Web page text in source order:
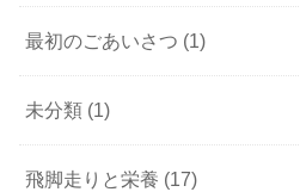
最初のごあいさつ (1)
未分類 (1)
飛脚走りと栄養 (17)